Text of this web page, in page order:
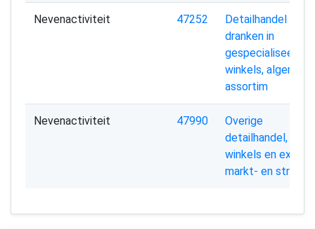
Nevenactiviteit 47252
Detailhandel in
dranken in
gespecialiseerde
winkels, algemeen
assortim
Nevenactiviteit 47990
Overige
detailhandel, niet
winkels en
markt- en